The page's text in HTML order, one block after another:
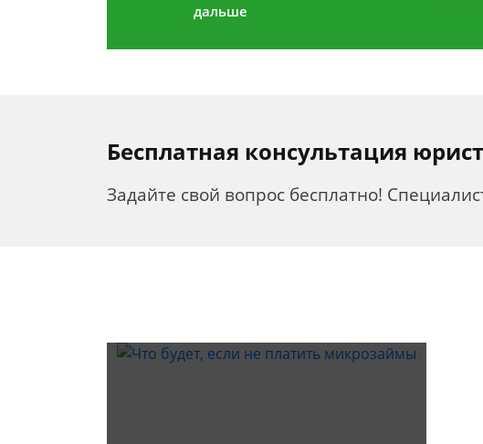
дальше
Бесплатная консультация
Задайте свой вопрос бесплатно!